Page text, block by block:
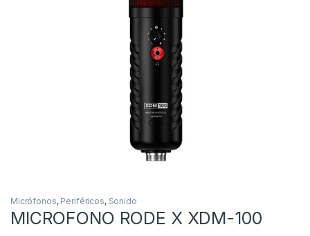
Micrófonos, Periféricos, Sonido
MICROFONO RODE X XDM-100